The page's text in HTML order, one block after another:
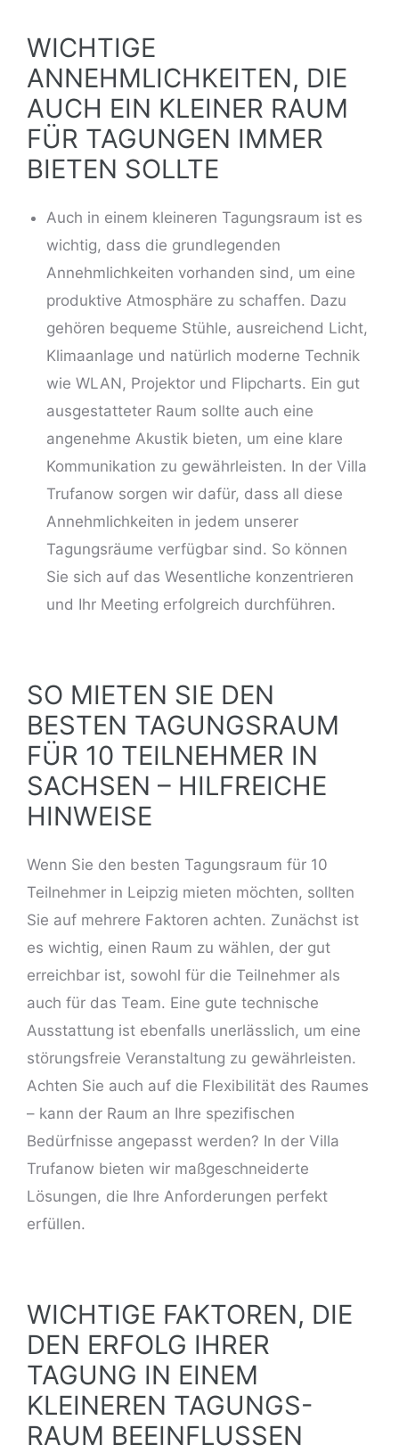
WICHTIGE
ANNEHMLICHKEITEN, DIE
AUCH EIN KLEINER RAUM
FÜR TAGUNGEN IMMER
BIETEN SOLLTE
Auch in einem kleineren Tagungsraum ist es
wichtig, dass die grundlegenden
Annehmlichkeiten vorhanden sind, um eine
produktive Atmosphäre zu schaffen. Dazu
gehören bequeme Stühle, ausreichend Licht,
Klimaanlage und natürlich moderne Technik
wie WLAN, Projektor und Flipcharts. Ein gut
ausgestatteter Raum sollte auch eine
angenehme Akustik bieten, um eine klare
Kommunikation zu gewährleisten. In der Villa
Trufanow sorgen wir dafür, dass all diese
Annehmlichkeiten in jedem unserer
Tagungsräume verfügbar sind. So können
Sie sich auf das Wesentliche konzentrieren
und Ihr Meeting erfolgreich durchführen.
SO MIETEN SIE DEN
BESTEN TAGUNGSRAUM
FÜR 10 TEILNEHMER IN
SACHSEN – HILFREICHE
HINWEISE
Wenn Sie den besten Tagungsraum für 10
Teilnehmer in Leipzig mieten möchten, sollten
Sie auf mehrere Faktoren achten. Zunächst ist
es wichtig, einen Raum zu wählen, der gut
erreichbar ist, sowohl für die Teilnehmer als
auch für das Team. Eine gute technische
Ausstattung ist ebenfalls unerlässlich, um eine
störungsfreie Veranstaltung zu gewährleisten.
Achten Sie auch auf die Flexibilität des Raumes
– kann der Raum an Ihre spezifischen
Bedürfnisse angepasst werden? In der Villa
Trufanow bieten wir maßgeschneiderte
Lösungen, die Ihre Anforderungen perfekt
erfüllen.
WICHTIGE FAKTOREN, DIE
DEN ERFOLG IHRER
TAGUNG IN EINEM
KLEINEREN TAGUNGS-
RAUM BEEINFLUSSEN